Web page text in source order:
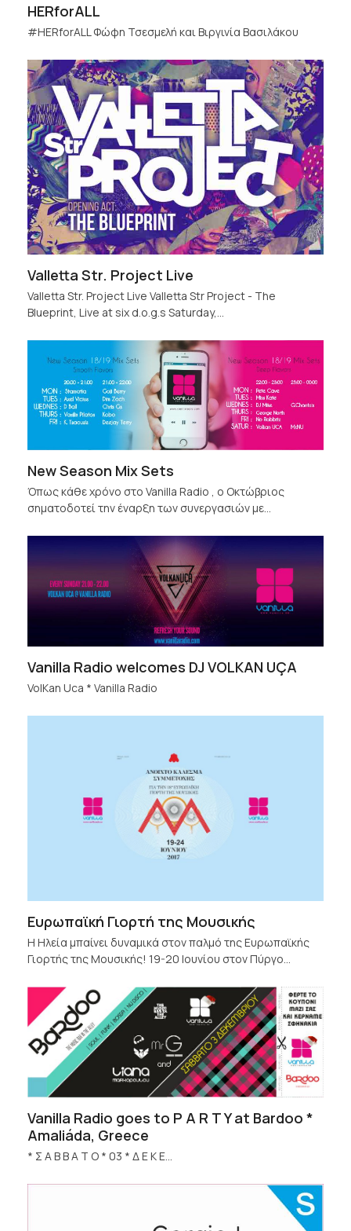
HERforALL
#HERforALL Φώφη Τσεσμελή και Βιργινία Βασιλάκου
Valletta Str. Project Live
Valletta Str. Project Live Valletta Str Project - The
Blueprint, Live at six d.o.g.s Saturday,…
New Season Mix Sets
Όπως κάθε χρόνο στο Vanilla Radio , ο Οκτώβριος
σηματοδοτεί την έναρξη των συνεργασιών με…
Vanilla Radio welcomes DJ VOLKAN UÇA
VolKan Uca * Vanilla Radio
Ευρωπαϊκή Γιορτή της Μουσικής
Η Ηλεία μπαίνει δυναμικά στον παλμό της Ευρωπαϊκής
Γιορτής της Μουσικής! 19-20 Ιουνίου στον Πύργο…
Vanilla Radio goes to P A R T Y at Bardoo *
Amaliáda, Greece
* Σ Α Β Β Α Τ Ο * 03 * Δ Ε Κ Ε…